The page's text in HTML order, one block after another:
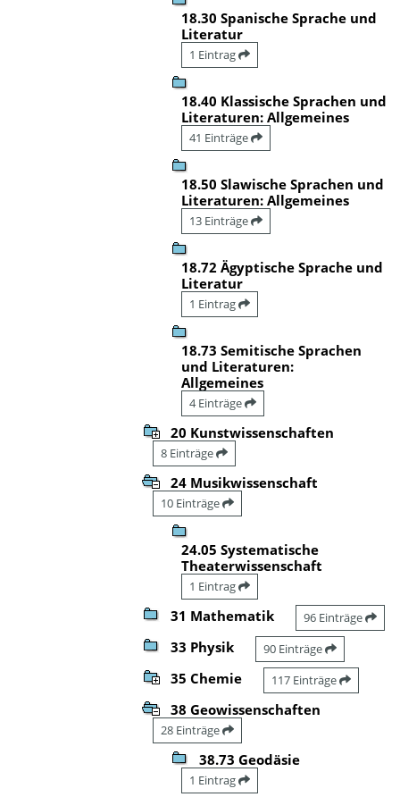
18.30 Spanische Sprache und
Literatur
1 Eintrag
18.40 Klassische Sprachen und
Literaturen: Allgemeines
41 Einträge
18.50 Slawische Sprachen und
Literaturen: Allgemeines
13 Einträge
18.72 Ägyptische Sprache und
Literatur
1 Eintrag
18.73 Semitische Sprachen
und Literaturen:
Allgemeines
4 Einträge
20 Kunstwissenschaften
8 Einträge
24 Musikwissenschaft
10 Einträge
24.05 Systematische
Theaterwissenschaft
1 Eintrag
31 Mathematik 96 Einträge
33 Physik 90 Einträge
35 Chemie 117 Einträge
38 Geowissenschaften
28 Einträge
38.73 Geodäsie
1 Eintrag